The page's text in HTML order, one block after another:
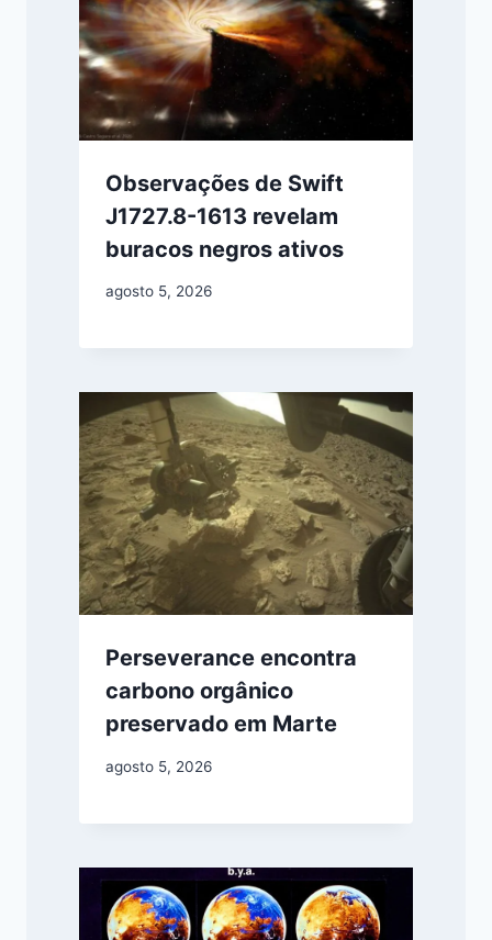
Observações de Swift
J1727.8-1613 revelam
buracos negros ativos
agosto 5, 2026
Perseverance encontra
carbono orgânico
preservado em Marte
agosto 5, 2026